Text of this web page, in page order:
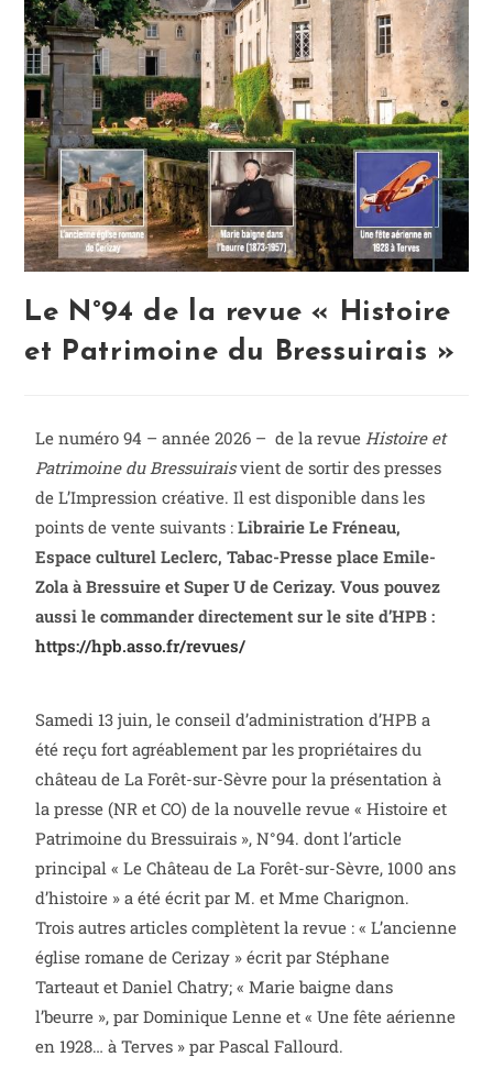
Le N°94 de la revue « Histoire
et Patrimoine du Bressuirais »
Le numéro 94 – année 2026 – de la revueHistoire et
Patrimoine du Bressuiraisvient de sortir des presses
de L’Impression créative. Il est disponible dans les
points de vente suivants :Librairie Le Fréneau,
Espace culturel Leclerc, Tabac-Presse place Emile-
Zola à Bressuire et Super U de Cerizay. Vous pouvez
aussi le commander directement sur le site d’HPB :
https://hpb.asso.fr/revues/
Samedi 13 juin, le conseil d’administration d’HPB a
été reçu fort agréablement par les propriétaires du
château de La Forêt-sur-Sèvre pour la présentation à
la presse (NR et CO) de la nouvelle revue « Histoire et
Patrimoine du Bressuirais », N°94. dont l’article
principal « Le Château de La Forêt-sur-Sèvre, 1000 ans
d’histoire » a été écrit par M. et Mme Charignon.
Trois autres articles complètent la revue : « L’ancienne
église romane de Cerizay » écrit par Stéphane
Tarteaut et Daniel Chatry; « Marie baigne dans
l’beurre », par Dominique Lenne et « Une fête aérienne
en 1928… à Terves » par Pascal Fallourd.